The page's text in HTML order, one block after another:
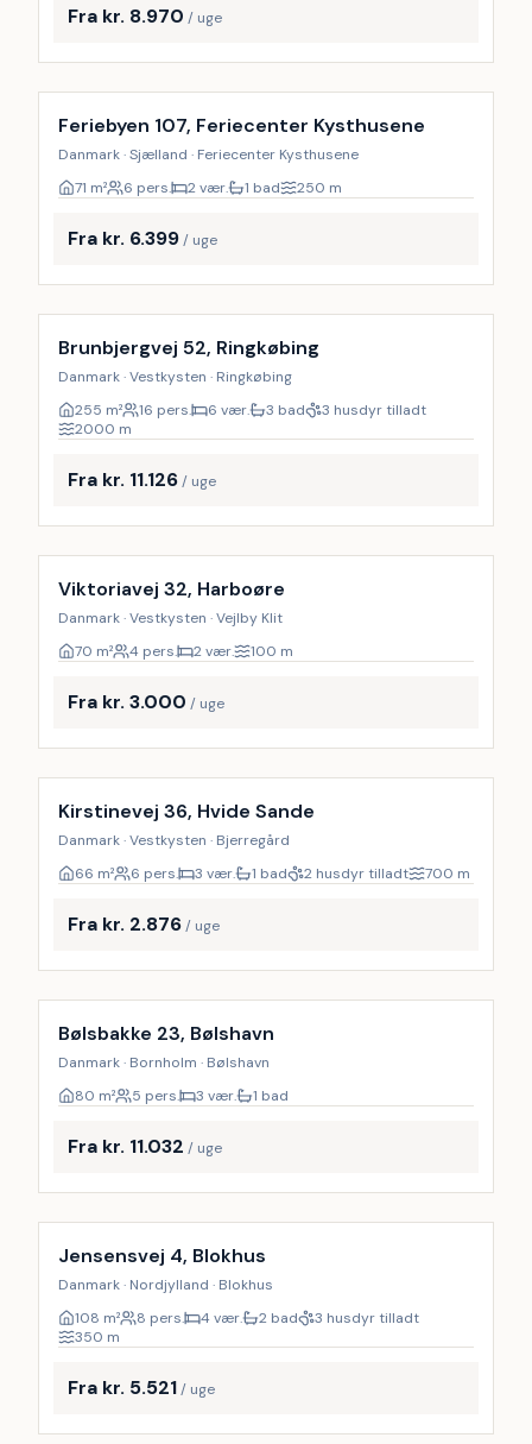
Fra kr. 8.970 / uge
Inkl. rengøring
Feriebyen 107, Feriecenter Kysthusene
Danmark · Sjælland · Feriecenter Kysthusene
71 m² 6 pers. 2 vær. 1 bad 250 m
Fra kr. 6.399/ uge
Inkl. rengøring
Brunbjergvej 52, Ringkøbing
Danmark · Vestkysten · Ringkøbing
255 m² 16 pers. 6 vær. 3 bad
3 husdyr tilladt
2000 m
Fra kr. 11.126/ uge
Viktoriavej 32, Harboøre
Danmark · Vestkysten · Vejlby Klit
70 m² 4 pers. 2 vær. 100 m
Fra kr. 3.000 / uge
Kirstinevej 36, Hvide Sande
Danmark · Vestkysten · Bjerregård
66 m² 6 pers. 3 vær. 1 bad 2 husdyr tilladt 700 m
Fra kr. 2.876/ uge
Inkl. rengøring
Bølsbakke 23, Bølshavn
Danmark · Bornholm · Bølshavn
80 m² 5 pers. 3 vær. 1 bad
Fra kr. 11.032 / uge
Inkl. rengøring
Jensensvej 4, Blokhus
Danmark · Nordjylland · Blokhus
108 m² 8 pers. 4 vær. 2 bad
3 husdyr tilladt
350 m
Fra kr. 5.521/ uge
Inkl. rengøring